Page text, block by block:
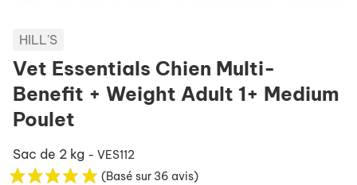
HILL'S
Vet Essentials Chien Multi-
Benefit + Weight Adult 1+ Medium
Poulet
Sac de 2 kg - VES112
(Basé sur 36 avis)